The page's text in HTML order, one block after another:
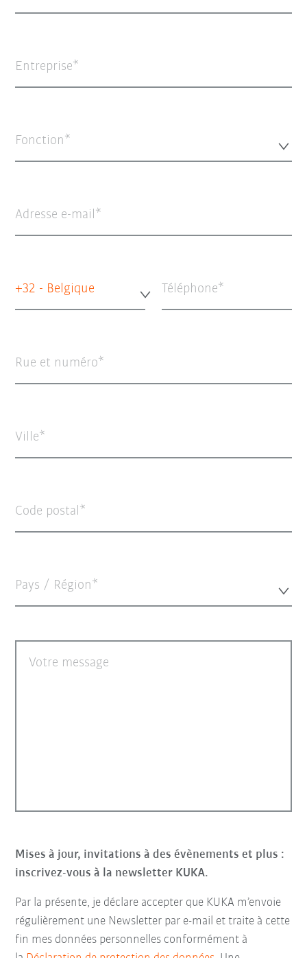
Entreprise
Fonction*
Adresse e-mail
+32 - Belgique Téléphone
Rue et numéro
Ville
Code postal
Pays / Région*
Votre message
Mises à jour, invitations à des évènements et plus :
inscrivez-vous à la newsletter KUKA.
Par la présente, je déclare accepter que KUKA m’envoie
régulièrement une Newsletter par e-mail et traite à cette
fin mes données personnelles conformément à